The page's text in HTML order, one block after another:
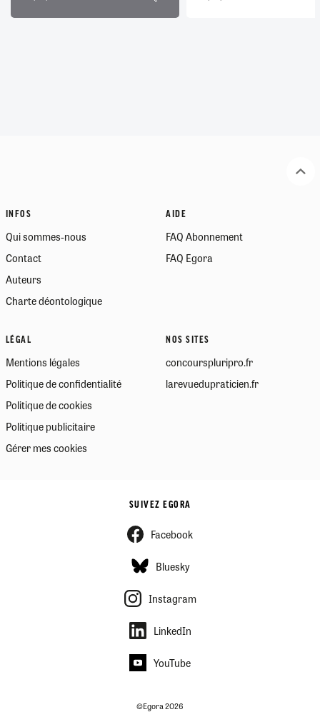
INFOS
Qui sommes-nous
Contact
Auteurs
Charte déontologique
AIDE
FAQ Abonnement
FAQ Egora
LÉGAL
Mentions légales
Politique de confidentialité
Politique de cookies
Politique publicitaire
Gérer mes cookies
NOS SITES
concourspluripro.fr
larevuedupraticien.fr
SUIVEZ EGORA
Facebook
Bluesky
Instagram
LinkedIn
YouTube
©Egora 2026